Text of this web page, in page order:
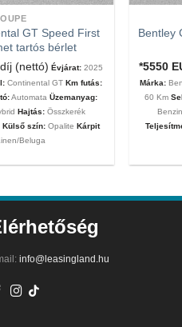
GT Speed First
tartós bérlet
(nettó) Évjárat: 2025
Continental GT Km futás:
AutomataÜzemanyag:
Hajtás:Összkerék
Külső szín: Opalite Kárpit
Beluga
Bentley
*5550
Márka:
60 Km
info@leasingland.hu